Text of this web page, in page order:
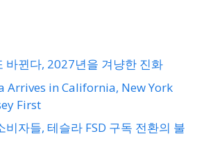
바뀐다, 2027년을 겨냥한 진화
Arrives in California, New York
First
비자들, 테슬라 FSD 구독 전환의 불